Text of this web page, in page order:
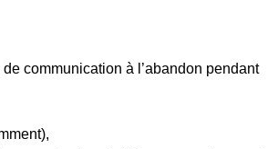
communication à l’abandon pendant